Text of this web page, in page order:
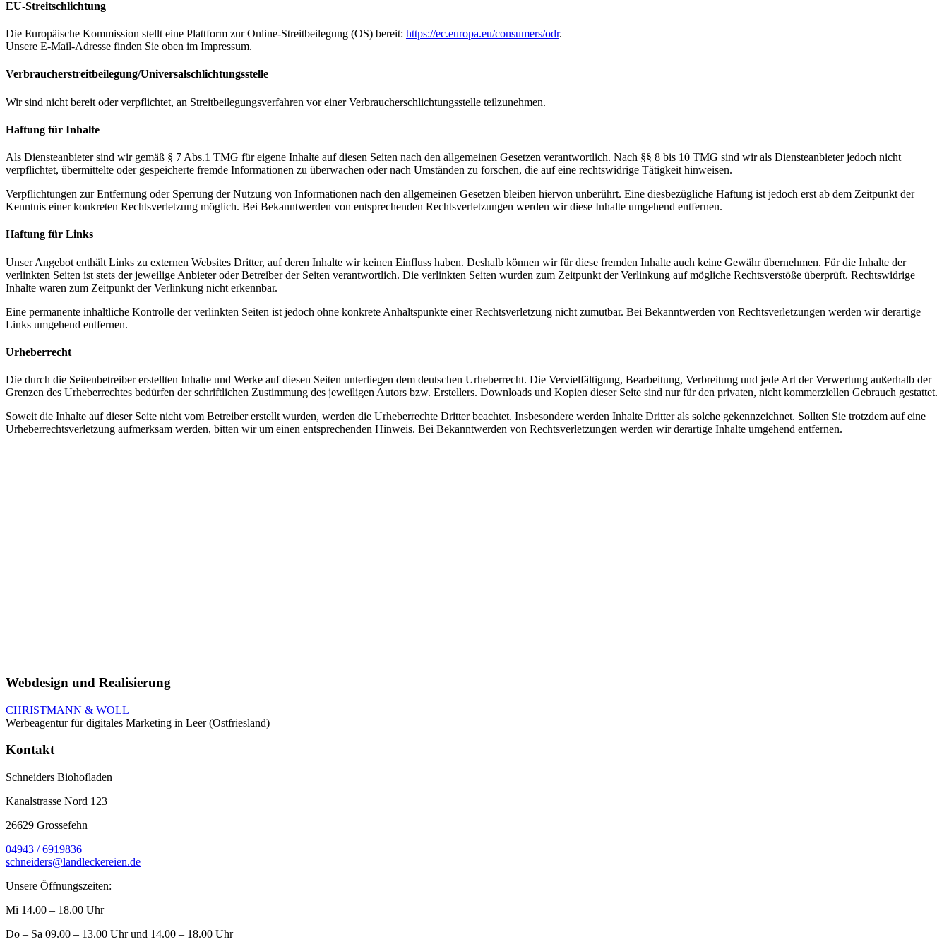
EU-Streitschlichtung
Die Europäische Kommission stellt eine Plattform zur Online-Streitbeilegung (OS) bereit: https://ec.europa.eu/consumers/odr.
Unsere E-Mail-Adresse finden Sie oben im Impressum.
Verbraucher­streit­beilegung/Universal­schlichtungs­stelle
Wir sind nicht bereit oder verpflichtet, an Streitbeilegungsverfahren vor einer Verbraucherschlichtungsstelle teilzunehmen.
Haftung für Inhalte
Als Diensteanbieter sind wir gemäß § 7 Abs.1 TMG für eigene Inhalte auf diesen Seiten nach den allgemeinen Gesetzen verantwortlich. Nach §§ 8 bis 10 TMG sind wir als Diensteanbieter jedoch nicht
verpflichtet, übermittelte oder gespeicherte fremde Informationen zu überwachen oder nach Umständen zu forschen, die auf eine rechtswidrige Tätigkeit hinweisen.
Verpflichtungen zur Entfernung oder Sperrung der Nutzung von Informationen nach den allgemeinen Gesetzen bleiben hiervon unberührt. Eine diesbezügliche Haftung ist jedoch erst ab dem Zeitpunkt der
Kenntnis einer konkreten Rechtsverletzung möglich. Bei Bekanntwerden von entsprechenden Rechtsverletzungen werden wir diese Inhalte umgehend entfernen.
Haftung für Links
Unser Angebot enthält Links zu externen Websites Dritter, auf deren Inhalte wir keinen Einfluss haben. Deshalb können wir für diese fremden Inhalte auch keine Gewähr übernehmen. Für die Inhalte der
verlinkten Seiten ist stets der jeweilige Anbieter oder Betreiber der Seiten verantwortlich. Die verlinkten Seiten wurden zum Zeitpunkt der Verlinkung auf mögliche Rechtsverstöße überprüft. Rechtswidrige
Inhalte waren zum Zeitpunkt der Verlinkung nicht erkennbar.
Eine permanente inhaltliche Kontrolle der verlinkten Seiten ist jedoch ohne konkrete Anhaltspunkte einer Rechtsverletzung nicht zumutbar. Bei Bekanntwerden von Rechtsverletzungen werden wir derartige
Links umgehend entfernen.
Urheberrecht
Die durch die Seitenbetreiber erstellten Inhalte und Werke auf diesen Seiten unterliegen dem deutschen Urheberrecht. Die Vervielfältigung, Bearbeitung, Verbreitung und jede Art der Verwertung außerhalb der
Grenzen des Urheberrechtes bedürfen der schriftlichen Zustimmung des jeweiligen Autors bzw. Erstellers. Downloads und Kopien dieser Seite sind nur für den privaten, nicht kommerziellen Gebrauch gestattet.
Soweit die Inhalte auf dieser Seite nicht vom Betreiber erstellt wurden, werden die Urheberrechte Dritter beachtet. Insbesondere werden Inhalte Dritter als solche gekennzeichnet. Sollten Sie trotzdem auf eine
Urheberrechtsverletzung aufmerksam werden, bitten wir um einen entsprechenden Hinweis. Bei Bekanntwerden von Rechtsverletzungen werden wir derartige Inhalte umgehend entfernen.
Webdesign und Realisierung
CHRISTMANN & WOLL
Werbeagentur für digitales Marketing in Leer (Ostfriesland)
Kontakt
Schneiders Biohofladen
Kanalstrasse Nord 123
26629 Grossefehn
04943 / 6919836
schneiders@landleckereien.de
Unsere Öffnungszeiten:
Mi 14.00 – 18.00 Uhr
Do – Sa 09.00 – 13.00 Uhr und 14.00 – 18.00 Uhr